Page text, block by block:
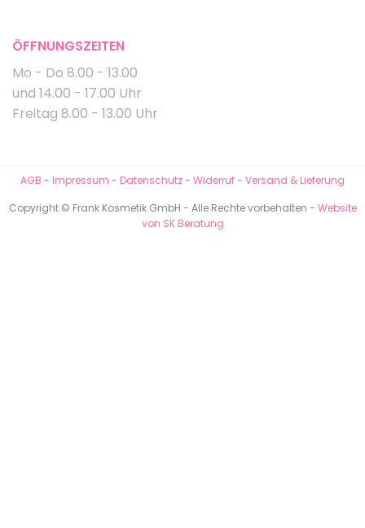
ÖFFNUNGSZEITEN
Mo - Do 8.00 - 13.00
und 14.00 - 17.00 Uhr
Freitag 8.00 - 13.00 Uhr
AGB - Impressum - Datenschutz- Widerruf- Versand & Lieferung
Copyright © Frank Kosmetik GmbH - Alle Rechte vorbehalten - Website
von SK Beratung